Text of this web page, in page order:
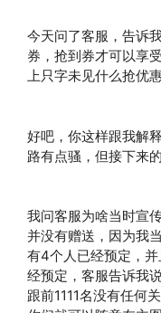
今天问了客服，告诉
券，抢到券才可以享
上只字未见什么抢优
好吧，你这样跟我解
路有点骚，但接下来
我问客服为啥当时宣
并没有赠送，因为我
有4个人已经预定，
经预定，客服告诉我
跟前1111名没有任何